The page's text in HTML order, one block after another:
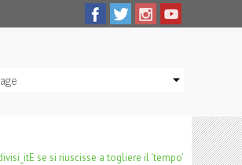
E se si riuscisse a togliere il ‘tempo’